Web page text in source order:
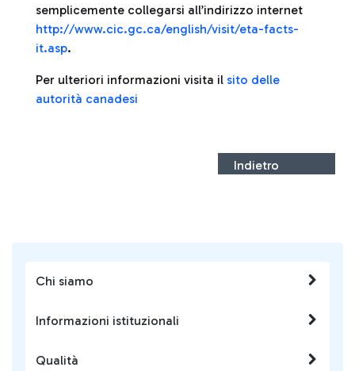
Chi siamo
Informazioni istituzionali
Qualità
semplicemente collegarsi all’indirizzo internet
http://www.cic.gc.ca/english/visit/eta-facts-
it.asp.
Per ulteriori informazioni visita il sito delle
autorità canadesi
Indietro